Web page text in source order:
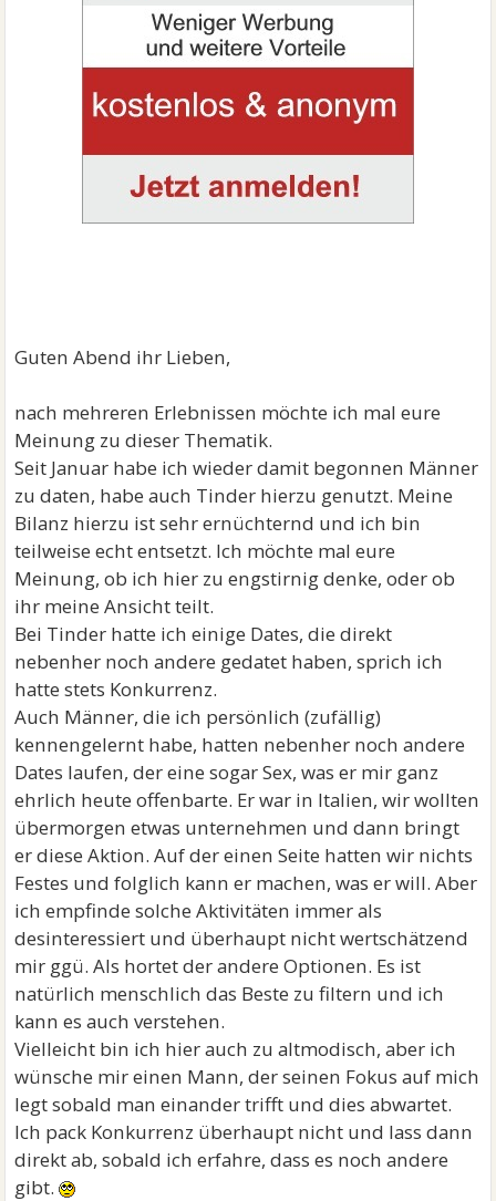
Guten Abend ihr Lieben,
nach mehreren Erlebnissen möchte ich mal eure
Meinung zu dieser Thematik.
Seit Januar habe ich wieder damit begonnen Männer
zu daten, habe auch Tinder hierzu genutzt. Meine
Bilanz hierzu ist sehr ernüchternd und ich bin
teilweise echt entsetzt. Ich möchte mal eure
Meinung, ob ich hier zu engstirnig denke, oder ob
ihr meine Ansicht teilt.
Bei Tinder hatte ich einige Dates, die direkt
nebenher noch andere gedatet haben, sprich ich
hatte stets Konkurrenz.
Auch Männer, die ich persönlich (zufällig)
kennengelernt habe, hatten nebenher noch andere
Dates laufen, der eine sogar Sex, was er mir ganz
ehrlich heute offenbarte. Er war in Italien, wir wollten
übermorgen etwas unternehmen und dann bringt
er diese Aktion. Auf der einen Seite hatten wir nichts
Festes und folglich kann er machen, was er will. Aber
ich empfinde solche Aktivitäten immer als
desinteressiert und überhaupt nicht wertschätzend
mir ggü. Als hortet der andere Optionen. Es ist
natürlich menschlich das Beste zu filtern und ich
kann es auch verstehen.
Vielleicht bin ich hier auch zu altmodisch, aber ich
wünsche mir einen Mann, der seinen Fokus auf mich
legt sobald man einander trifft und dies abwartet.
Ich pack Konkurrenz überhaupt nicht und lass dann
direkt ab, sobald ich erfahre, dass es noch andere
gibt.